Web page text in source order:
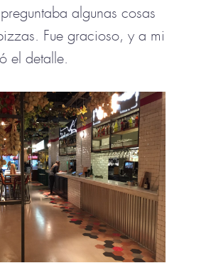
algunas cosas
Fue gracioso, y a mi
el detalle.